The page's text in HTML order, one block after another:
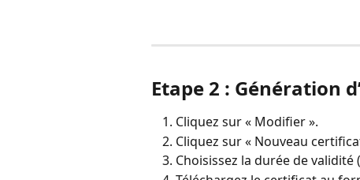
Etape 2 : Génération
Cliquez sur « Modifier ».
Cliquez sur « Nouveau
Choisissez la durée de